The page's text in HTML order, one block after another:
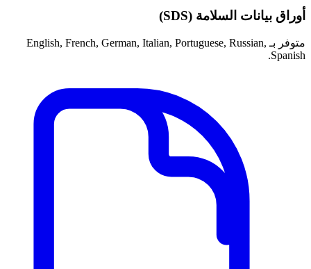
أوراق بيانات السلامة (SDS)
متوفر بـ English, French, German, Italian, Portuguese, Russian,
Spanish.